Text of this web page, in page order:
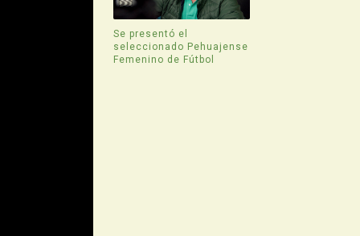
Se presentó el
seleccionado Pehuajense
Femenino de Fútbol